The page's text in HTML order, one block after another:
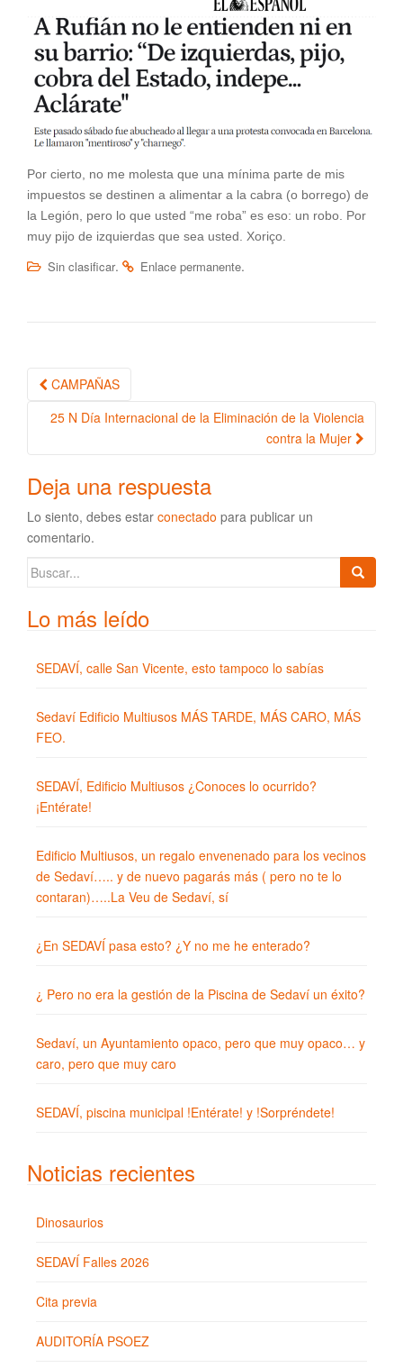
Por cierto, no me molesta que una mínima parte de mis
impuestos se destinen a alimentar a la cabra (o borrego) de
la Legión, pero lo que usted “me roba” es eso: un robo. Por
muy pijo de izquierdas que sea usted. Xoriço.
Sin clasificar. Enlace permanente.
Navegación de la entrada
CAMPAÑAS
25 N Día Internacional de la Eliminación de la Violencia
contra la Mujer
Deja una respuesta
Lo siento, debes estar conectado para publicar un
comentario.
Buscar:
Lo más leído
SEDAVÍ, calle San Vicente, esto tampoco lo sabías
Sedaví Edificio Multiusos MÁS TARDE, MÁS CARO, MÁS
FEO.
SEDAVÍ, Edificio Multiusos ¿Conoces lo ocurrido?
¡Entérate!
Edificio Multiusos, un regalo envenenado para los vecinos
de Sedaví….. y de nuevo pagarás más ( pero no te lo
contaran)…..La Veu de Sedaví, sí
¿En SEDAVÍ pasa esto? ¿Y no me he enterado?
¿ Pero no era la gestión de la Piscina de Sedaví un éxito?
Sedaví, un Ayuntamiento opaco, pero que muy opaco… y
caro, pero que muy caro
SEDAVÍ, piscina municipal !Entérate! y !Sorpréndete!
Noticias recientes
Dinosaurios
SEDAVÍ Falles 2026
Cita previa
AUDITORÍA PSOEZ